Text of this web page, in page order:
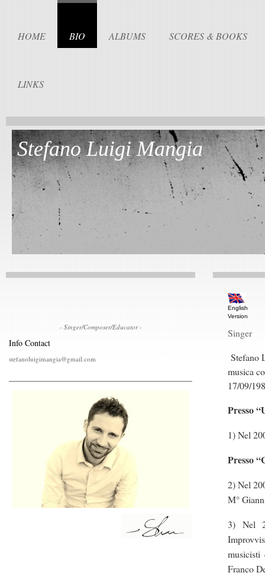
HOME BIO ALBUMS SCORES & BOOKS
LINKS
Stefano Luigi Mangia
English
Version
Singer
Stefano
musica
17/09/
Presso
1) Nel
Presso
2) Nel
M°
3) Nel
musicisti
Franco
- Singer/Composer/Educator -
Info Contact
stefanoluigimangia@gmail.com